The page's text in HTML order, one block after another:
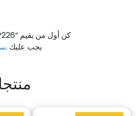
كن أول من يقيم “195/60R15 | P04 | NP226”
يجب عليك